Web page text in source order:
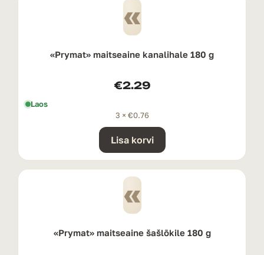
«
«Prymat» maitseaine kanalihale 180 g
€2.29
Laos
3 × €0.76
Lisa korvi
«
«Prymat» maitseaine šašlõkile 180 g